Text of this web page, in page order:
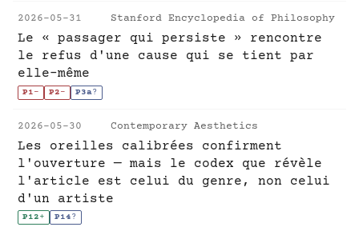
2026-05-31 Stanford Encyclopedia of Philosophy
Le « passager qui persiste » rencontre
le refus d'une cause qui se tient par
elle-même
P1- P2- P3a?
2026-05-30 Contemporary Aesthetics
Les oreilles calibrées confirment
l'ouverture — mais le codex que révèle
l'article est celui du genre, non celui
d'un artiste
P12+ P14?